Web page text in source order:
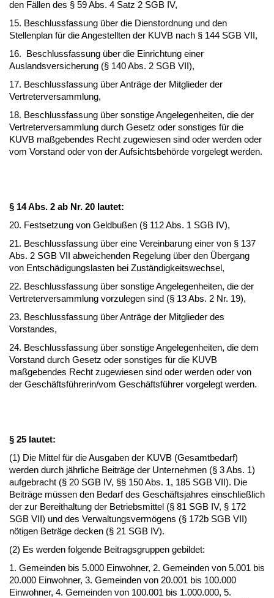
den Fällen des § 59 Abs. 4 Satz 2 SGB IV,
15. Beschlussfassung über die Dienstordnung und den
Stellenplan für die Angestellten der KUVB nach § 144 SGB VII,
16. Beschlussfassung über die Einrichtung einer
Auslandsversicherung (§ 140 Abs. 2 SGB VII),
17. Beschlussfassung über Anträge der Mitglieder der
Vertreterversammlung,
18. Beschlussfassung über sonstige Angelegenheiten, die der
Vertreterversammlung durch Gesetz oder sonstiges für die
KUVB maßgebendes Recht zugewiesen sind oder werden oder
vom Vorstand oder von der Aufsichtsbehörde vorgelegt werden.
§ 14 Abs. 2 ab Nr. 20 lautet:
20. Festsetzung von Geldbußen (§ 112 Abs. 1 SGB IV),
21. Beschlussfassung über eine Vereinbarung einer von § 137
Abs. 2 SGB VII abweichenden Regelung über den Übergang
von Entschädigungslasten bei Zuständigkeitswechsel,
22. Beschlussfassung über sonstige Angelegenheiten, die der
Vertreterversammlung vorzulegen sind (§ 13 Abs. 2 Nr. 19),
23. Beschlussfassung über Anträge der Mitglieder des
Vorstandes,
24. Beschlussfassung über sonstige Angelegenheiten, die dem
Vorstand durch Gesetz oder sonstiges für die KUVB
maßgebendes Recht zugewiesen sind oder werden oder von
der Geschäftsführerin/vom Geschäftsführer vorgelegt werden.
§ 25 lautet:
(1) Die Mittel für die Ausgaben der KUVB (Gesamtbedarf)
werden durch jährliche Beiträge der Unternehmen (§ 3 Abs. 1)
aufgebracht (§ 20 SGB IV, §§ 150 Abs. 1, 185 SGB VII). Die
Beiträge müssen den Bedarf des Geschäftsjahres einschließlich
der zur Bereithaltung der Betriebsmittel (§ 81 SGB IV, § 172
SGB VII) und des Verwaltungsvermögens (§ 172b SGB VII)
nötigen Beträge decken (§ 21 SGB IV).
(2) Es werden folgende Beitragsgruppen gebildet:
1. Gemeinden bis 5.000 Einwohner, 2. Gemeinden von 5.001 bis
20.000 Einwohner, 3. Gemeinden von 20.001 bis 100.000
Einwohner, 4. Gemeinden von 100.001 bis 1.000.000, 5.